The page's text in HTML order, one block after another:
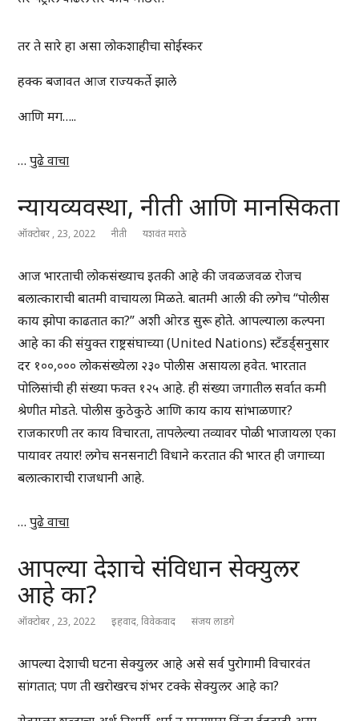
तर ते सारे हा असा लोकशाहीचा सोईस्कर
हक्क बजावत आज राज्यकर्ते झाले
आणि मग…..
…पुढे वाचा
न्यायव्यवस्था, नीती आणि मानसिकता
ऑक्टोबर , 23, 2022 नीती यशवंत मराठे
आज भारताची लोकसंख्याच इतकी आहे की जवळजवळ रोजच
बलात्काराची बातमी वाचायला मिळते. बातमी आली की लगेच “पोलीस
काय झोपा काढतात का?” अशी ओरड सुरू होते. आपल्याला कल्पना
आहे का की संयुक्त राष्ट्रसंघाच्या (United Nations) स्टँडर्ड्सनुसार
दर १००,००० लोकसंख्येला २३० पोलीस असायला हवेत. भारतात
पोलिसांची ही संख्या फक्त १२५ आहे. ही संख्या जगातील सर्वात कमी
श्रेणीत मोडते. पोलीस कुठेकुठे आणि काय काय सांभाळणार?
राजकारणी तर काय विचारता, तापलेल्या तव्यावर पोळी भाजायला एका
पायावर तयार! लगेच सनसनाटी विधाने करतात की भारत ही जगाच्या
बलात्काराची राजधानी आहे.
…पुढे वाचा
आपल्या देशाचे संविधान सेक्युलर
आहे का?
ऑक्टोबर , 23, 2022 इहवाद,विवेकवाद संजय लाडगे
आपल्या देशाची घटना सेक्युलर आहे असे सर्व पुरोगामी विचारवंत
सांगतात; पण ती खरोखरच शंभर टक्के सेक्युलर आहे का?